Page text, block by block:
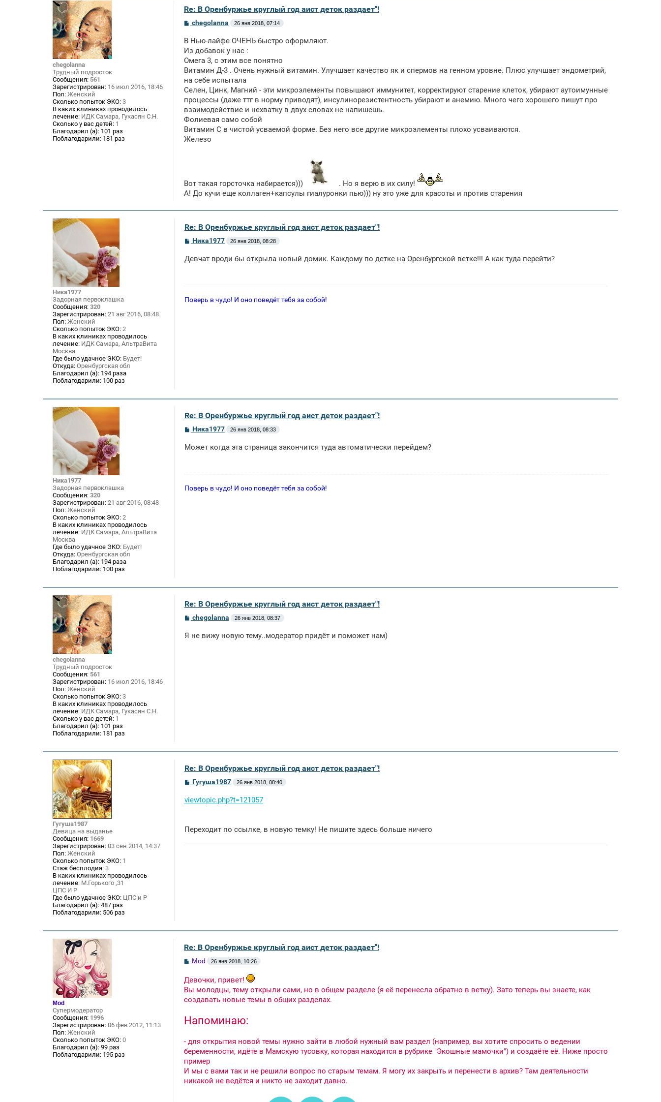
chegolanna
Трудный подросток
Сообщения: 561
Зарегистрирован: 16 июл 2016, 18:46
Пол: Женский
Сколько попыток ЭКО: 3
В каких клиниках проводилось
лечение: ИДК Самара, Гукасян С.Н.
Сколько у вас детей: 1
Благодарил (а): 101 раз
Поблагодарили: 181 раз
Re: В Оренбуржье круглый год аист деток раздает"!
С
б
щ
н
и
chegolanna 26 янв 2018, 07:14
В Нью-лайфе ОЧЕНЬ быстро оформляют.
Из добавок у нас :
Омега 3, с этим все понятно
Витамин Д-3 . Очень нужный витамин. Улучшает качество як и спермов на генном уровне. Плюс улучшает эндометрий,
на себе испытала
Селен, Цинк, Магний - эти микроэлементы повышают иммунитет, корректируют старение клеток, убирают аутоимунные
процессы (даже ттг в норму приводят), инсулинорезистентность убирают и анемию. Много чего хорошего пишут про
взаимодействие и нехватку в двух словах не напишешь.
Фолиевая само собой
Витамин С в чистой усваемой форме. Без него все другие микроэлементы плохо усваиваются.
Железо
Вот такая горсточка набирается)))
. Но я верю в их силу!
А! До кучи еще коллаген+капсулы гиалуронки пью))) ну это уже для красоты и против старения
Ника1977
Задорная первоклашка
Сообщения: 320
Зарегистрирован: 21 авг 2016, 08:48
Пол: Женский
Сколько попыток ЭКО: 2
В каких клиниках проводилось
лечение: ИДК Самара, АльтраВита
Москва
Где было удачное ЭКО: Будет!
Откуда: Оренбургская обл
Благодарил (а): 194 раза
Поблагодарили: 100 раз
Re: В Оренбуржье круглый год аист деток раздает"!
С
б
Ника1977 26 янв 2018, 08:28
Девчат вроди бы открыла новый домик. Каждому по детке на Оренбургской ветке!!! А как туда перейти?
Поверь в чудо! И оно поведёт тебя за собой!
Ника1977
Задорная первоклашка
Сообщения: 320
Зарегистрирован: 21 авг 2016, 08:48
Пол: Женский
Сколько попыток ЭКО: 2
В каких клиниках проводилось
лечение: ИДК Самара, АльтраВита
Москва
Где было удачное ЭКО: Будет!
Откуда: Оренбургская обл
Благодарил (а): 194 раза
Поблагодарили: 100 раз
Re: В Оренбуржье круглый год аист деток раздает"!
С
б
Ника1977 26 янв 2018, 08:33
Может когда эта страница закончится туда автоматически перейдем?
Поверь в чудо! И оно поведёт тебя за собой!
chegolanna
Трудный подросток
Сообщения: 561
Зарегистрирован: 16 июл 2016, 18:46
Пол: Женский
Сколько попыток ЭКО: 3
В каких клиниках проводилось
лечение: ИДК Самара, Гукасян С.Н.
Сколько у вас детей: 1
Благодарил (а): 101 раз
Поблагодарили: 181 раз
Re: В Оренбуржье круглый год аист деток раздает"!
С
б
chegolanna 26 янв 2018, 08:37
Я не вижу новую тему..модератор придёт и поможет нам)
Гугуша1987
Девица на выданье
Сообщения: 1669
Зарегистрирован: 03 сен 2014, 14:37
Пол: Женский
Сколько попыток ЭКО: 1
Стаж бесплодия: 3
В каких клиниках проводилось
лечение: М.Горького ,31
ЦПС И Р
Где было удачное ЭКО: ЦПС и Р
Благодарил (а): 487 раз
Поблагодарили: 506 раз
Re: В Оренбуржье круглый год аист деток раздает"!
С
б
и
Гугуша1987 26 янв 2018, 08:40
viewtopic.php?t=121057
Переходит по ссылке, в новую темку! Не пишите здесь больше ничего
Mod
Супермодератор
Сообщения: 1996
Зарегистрирован: 06 фев 2012, 11:13
Пол: Женский
Сколько попыток ЭКО: 0
Благодарил (а): 99 раз
Поблагодарили: 195 раз
Re: В Оренбуржье круглый год аист деток раздает"!
С
б
щ
е
н
е
Mod 26 янв 2018, 10:26
Девочки, привет!
Вы молодцы, тему открыли сами, но в общем разделе (я её перенесла обратно в ветку). Зато теперь вы знаете, как
создавать новые темы в общих разделах.
Напоминаю:
- для открытия новой темы нужно зайти в любой нужный вам раздел (например, вы хотите спросить о ведении
беременности, идёте в Мамскую тусовку, которая находится в рубрике "Экошные мамочки") и создаёте её. Ниже просто
пример
И мы с вами так и не решили вопрос по старым темам. Я могу их закрыть и перенести в архив? Там деятельности
никакой не ведётся и никто не заходит давно.